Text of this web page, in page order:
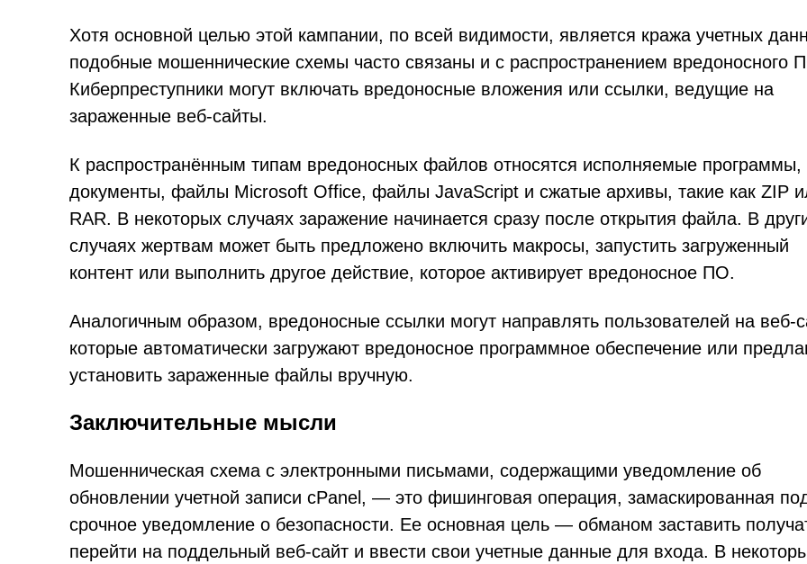
Хотя основной целью этой кампании, по всей видимости, является кража учетных
подобные мошеннические схемы часто связаны и с распространением вредоносного
Киберпреступники могут включать вредоносные вложения или ссылки, ведущие на
зараженные веб-сайты.
К распространённым типам вредоносных файлов относятся исполняемые программы,
документы, файлы Microsoft Office, файлы JavaScript и сжатые архивы, такие как ZIP
RAR. В некоторых случаях заражение начинается сразу после открытия файла. В
случаях жертвам может быть предложено включить макросы, запустить загруженный
контент или выполнить другое действие, которое активирует вредоносное ПО.
Аналогичным образом, вредоносные ссылки могут направлять пользователей на веб-
которые автоматически загружают вредоносное программное обеспечение или
установить зараженные файлы вручную.
Заключительные мысли
Мошенническая схема с электронными письмами, содержащими уведомление об
обновлении учетной записи cPanel, — это фишинговая операция, замаскированная
срочное уведомление о безопасности. Ее основная цель — обманом заставить
перейти на поддельный веб-сайт и ввести свои учетные данные для входа. В